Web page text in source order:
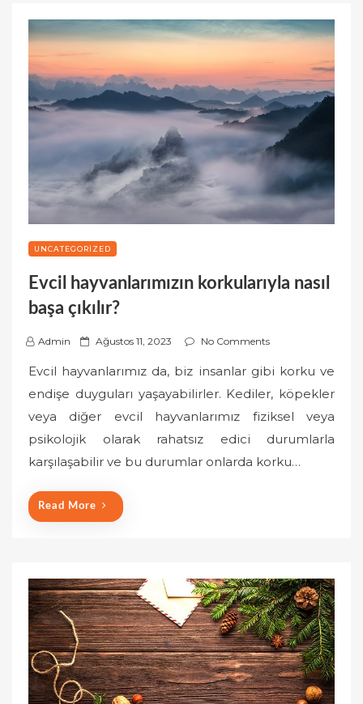
UNCATEGORIZED
Evcil hayvanlarımızın korkularıyla nasıl
başa çıkılır?
Admin
P
s
t
e
o
Ağustos 11, 2023 No Comments
Evcil hayvanlarımız da, biz insanlar gibi korku ve
endişe duyguları yaşayabilirler. Kediler, köpekler
veya diğer evcil hayvanlarımız fiziksel veya
psikolojik olarak rahatsız edici durumlarla
karşılaşabilir ve bu durumlar onlarda korku…
Read More